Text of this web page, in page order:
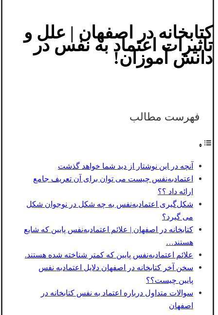
کتابخانه در اصفهان | علل و
تاثیرات اعتماد به نفس در
دانش آموزان!
فهرست مطالب
آنچه در این نوشتار از دید شما خواهد گذشت
اعتمادبه‌نفس چیست می توان برای آن تعریف جامع
ارائه داد ؟؟
شکل‌گیری اعتماد‌به‌نفس به چه شکل در نوجوان شکل
می گیرد؟
کتابخانه در اصفهان | علائم اعتمادبه‌نفس پایین که شایع
هستند…
علائم اعتماد‌به‌نفس پایین که کمتر شناخته شده هستند.
سخن آخر کتابخانه در اصفهان دلایل اعتمادبه نفس
پایین چیست؟؟
سوالات متداول درباره اعتماد به نفس کتابخانه در
اصفهان